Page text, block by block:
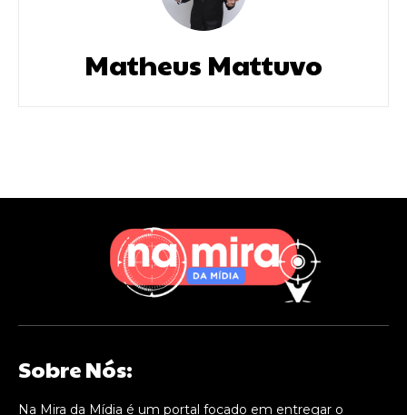
Matheus Mattuvo
Sobre Nós:
Na Mira da Mídia é um portal focado em entregar o